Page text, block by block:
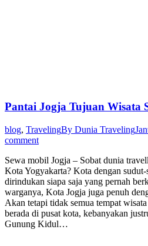
Pantai Jogja Tujuan Wisata
blog, TravelingBy Dunia Traveling
comment
Sewa mobil Jogja – Sobat dunia
Kota Yogyakarta? Kota dengan
dirindukan siapa saja yang pernah
warganya, Kota Jogja juga penuh
Akan tetapi tidak semua tempat
berada di pusat kota, kebanyakan
Gunung Kidul…